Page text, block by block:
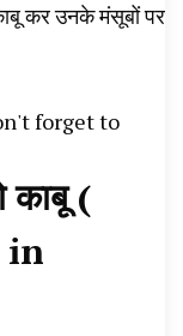
कर उनके मंसूबों पर
forget to
काबू(
in